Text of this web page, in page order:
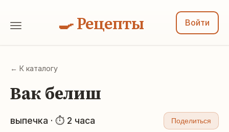
🍳 Рецепты Войти
← К каталогу
Вак белиш
выпечка · ⏱ 2 часа Поделиться